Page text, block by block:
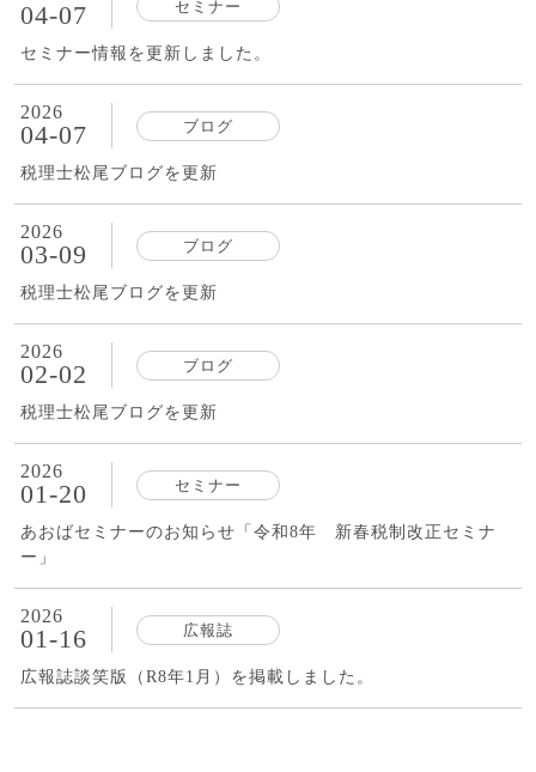
04-07 セミナー
セミナー情報を更新しました。
2026
04-07 ブログ
税理士松尾ブログを更新
2026
03-09 ブログ
税理士松尾ブログを更新
2026
02-02 ブログ
税理士松尾ブログを更新
2026
01-20 セミナー
あおばセミナーのお知らせ「令和8年 新春税制改正セミナ
ー」
2026
01-16 広報誌
広報誌談笑版（R8年1月）を掲載しました。